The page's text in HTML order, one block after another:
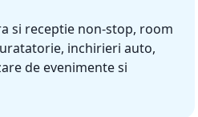
si receptie non-stop, room
inchirieri auto,
de evenimente si